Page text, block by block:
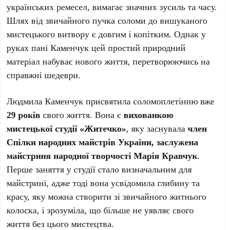
українських ремесел, вимагає значних зусиль та часу.
Шлях від звичайного пучка соломи до вишуканого
мистецького витвору є довгим і копітким. Однак у
руках пані Каменчук цей простий природний
матеріал набуває нового життя, перетворюючись на
справжні шедеври.
Людмила Каменчук присвятила соломоплетінню вже
29 років свого життя. Вона євихованкою
мистецької студії «Житечко», яку заснувалачлен
Спілки народних майстрів України, заслужена
майстриня народної творчості Марія Кравчук.
Перше заняття у студії стало визначальним для
майстрині, адже тоді вона усвідомила глибину та
красу, яку можна створити зі звичайного житнього
колоска, і зрозуміла, що більше не уявляє свого
життя без цього мистецтва.